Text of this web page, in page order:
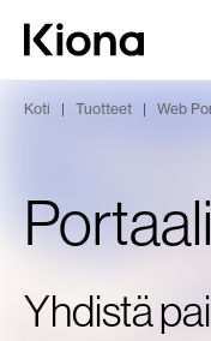
Tutustu tästä
Siirry etusivulle
Koti | Tuotteet | Web
Yhdistä